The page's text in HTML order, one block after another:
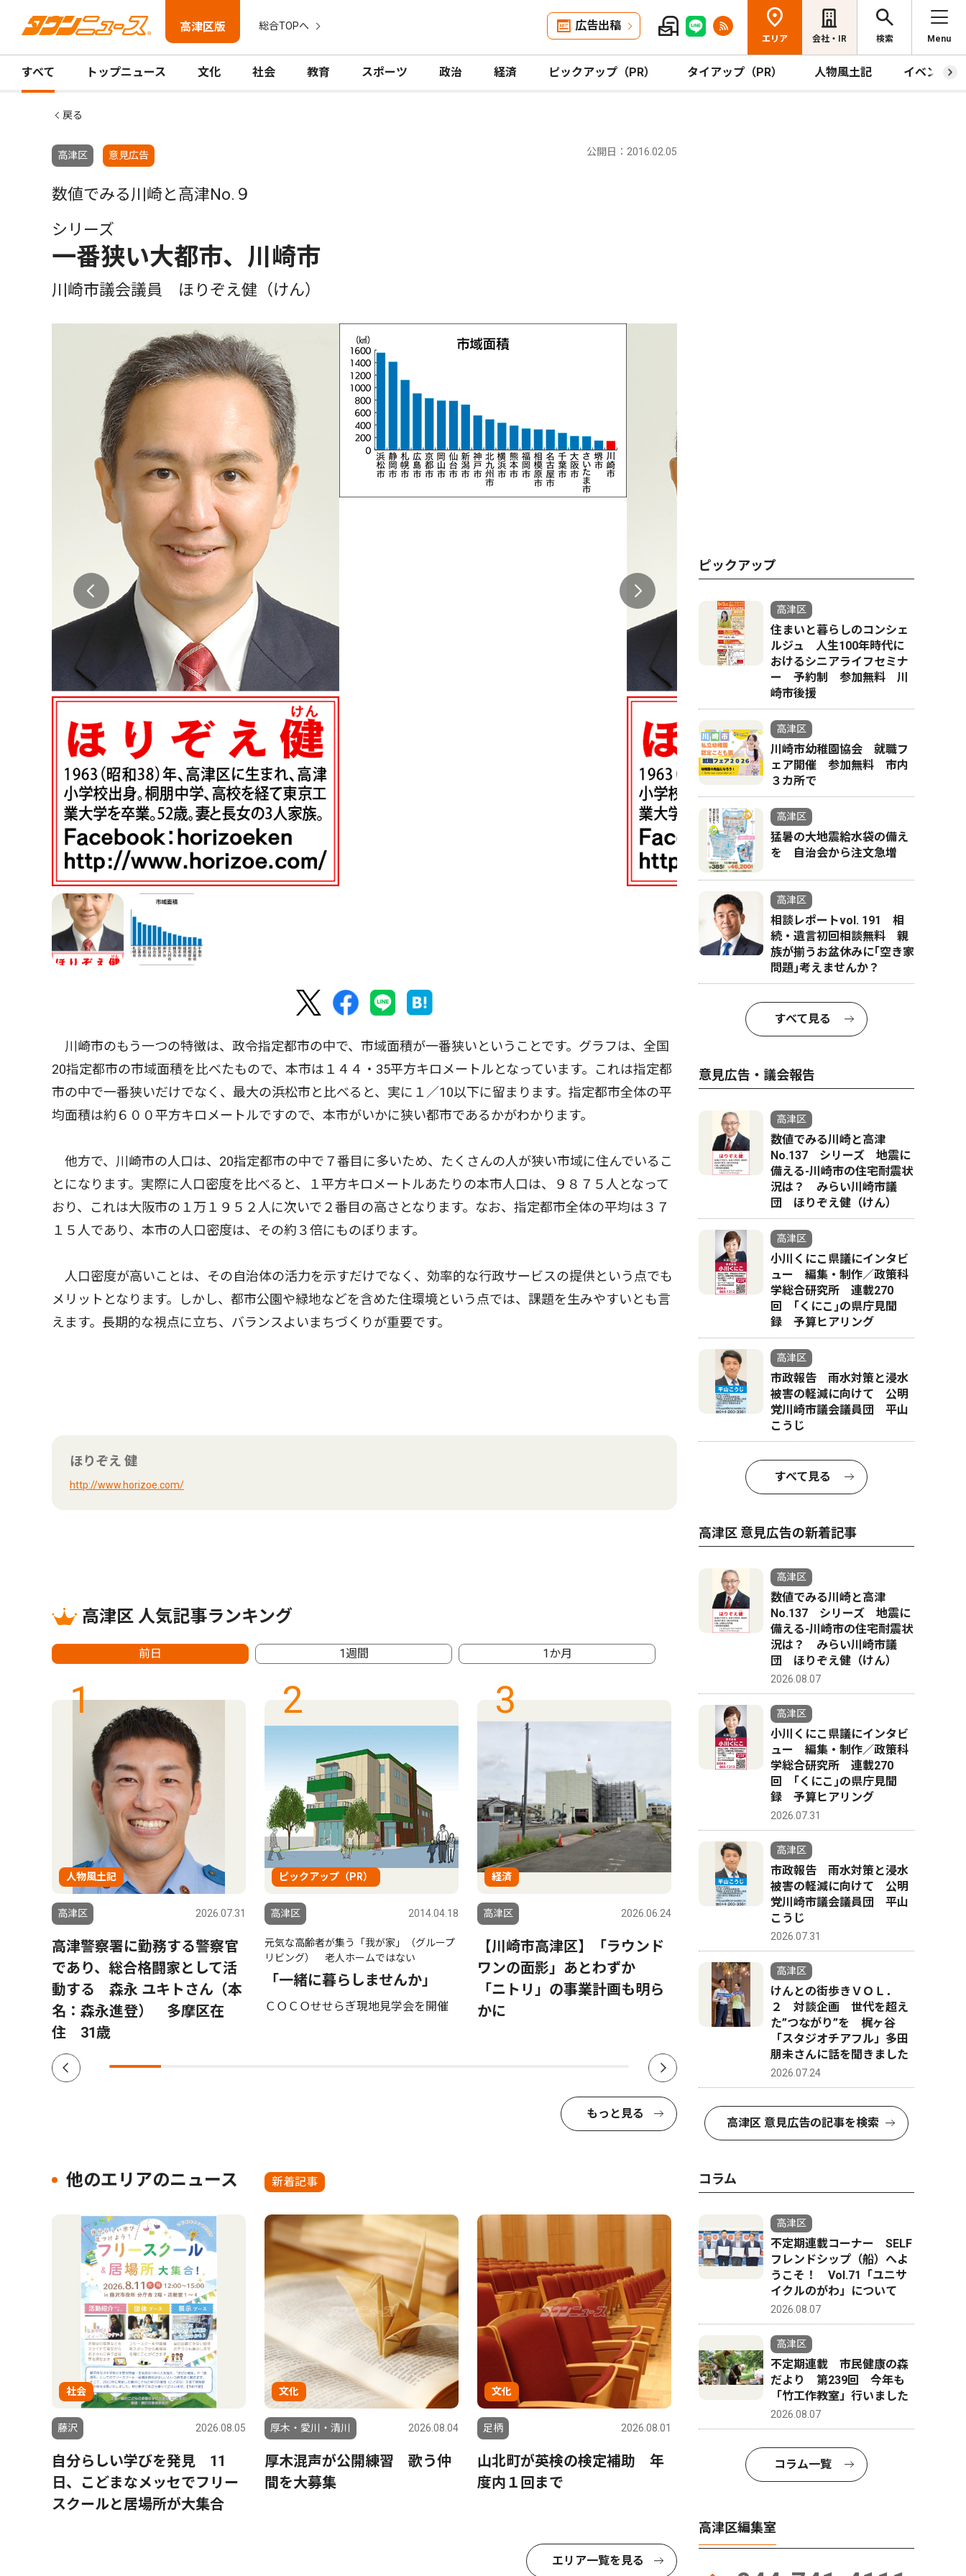
高津区版 総合TOPへ 広告出稿
エリア 会社・IR 検索 Menu
すべて トップニュース 文化 社会 教育 スポーツ 政治 経済 ピックアップ（PR） タイアップ（PR） 人物風土記 イベント
戻る
高津区 意見広告 公開日：2016.02.05
数値でみる川崎と高津No.９
シリーズ
一番狭い大都市、川崎市
川崎市議会議員 ほりぞえ健（けん）
川崎市のもう一つの特徴は、政令指定都市の中で、市域面積が一番狭いということです。グラフは、全国
20指定都市の市域面積を比べたもので、本市は１４４・35平方キロメートルとなっています。これは指定都
市の中で一番狭いだけでなく、最大の浜松市と比べると、実に１／10以下に留まります。指定都市全体の平
均面積は約６００平方キロメートルですので、本市がいかに狭い都市であるかがわかります。
他方で、川崎市の人口は、20指定都市の中で７番目に多いため、たくさんの人が狭い市域に住んでいるこ
とになります。実際に人口密度を比べると、１平方キロメートルあたりの本市人口は、９８７５人となって
おり、これは大阪市の１万１９５２人に次いで２番目の高さとなります。なお、指定都市全体の平均は３７
１５人であり、本市の人口密度は、その約３倍にものぼります。
人口密度が高いことは、その自治体の活力を示すだけでなく、効率的な行政サービスの提供という点でも
メリットとなります。しかし、都市公園や緑地などを含めた住環境という点では、課題を生みやすいとも言
えます。長期的な視点に立ち、バランスよいまちづくりが重要です。
ほりぞえ 健
http://www.horizoe.com/
高津区 人気記事ランキング
前日 1週間 1か月
1
人物風土記
高津区 2026.07.31
高津警察署に勤務する警察官
であり、総合格闘家として活
動する 森永 ユキトさん（本
名：森永進登） 多摩区在
住 31歳
2
ピックアップ（PR）
高津区 2014.04.18
元気な高齢者が集う「我が家」（グループ
リビング） 老人ホームではない
「一緒に暮らしませんか」
ＣＯＣＯせせらぎ現地見学会を開催
3
経済
高津区 2026.06.24
【川崎市高津区】「ラウンド
ワンの面影」あとわずか
「ニトリ」の事業計画も明ら
かに
4
スポーツ
高津署勤務森永さん ｢闘うお
巡りさん｣防衛戦へ 総合格闘
家と二足の草鞋
神奈川
地権者、
もっと見る
他のエリアのニュース 新着記事
社会
藤沢 2026.08.05
自分らしい学びを発見 11
日、こどまなメッセでフリー
スクールと居場所が大集合
文化
厚木・愛川・清川 2026.08.04
厚木混声が公開練習 歌う仲
間を大募集
文化
足柄 2026.08.01
山北町が英検の検定補助 年
度内１回まで
エリア一覧を見る
ピックアップ
高津区
住まいと暮らしのコンシェ
ルジュ 人生100年時代に
おけるシニアライフセミナ
ー 予約制 参加無料 川
崎市後援
高津区
川崎市幼稚園協会 就職フ
ェア開催 参加無料 市内
３カ所で
高津区
猛暑の大地震給水袋の備え
を 自治会から注文急増
高津区
相談レポートvol. 191 相
続・遺言初回相談無料 親
族が揃うお盆休みに｢空き家
問題｣考えませんか？
すべて見る
意見広告・議会報告
高津区
数値でみる川崎と高津
No.137 シリーズ 地震に
備える-川崎市の住宅耐震状
況は？ みらい川崎市議
団 ほりぞえ健（けん）
高津区
小川くにこ県議にインタビ
ュー 編集・制作／政策科
学総合研究所 連載270
回 ｢くにこ｣の県庁見聞
録 予算ヒアリング
高津区
市政報告 雨水対策と浸水
被害の軽減に向けて 公明
党川崎市議会議員団 平山
こうじ
すべて見る
高津区 意見広告の新着記事
高津区
数値でみる川崎と高津
No.137 シリーズ 地震に
備える-川崎市の住宅耐震状
況は？ みらい川崎市議
団 ほりぞえ健（けん）
2026.08.07
高津区
小川くにこ県議にインタビ
ュー 編集・制作／政策科
学総合研究所 連載270
回 ｢くにこ｣の県庁見聞
録 予算ヒアリング
2026.07.31
高津区
市政報告 雨水対策と浸水
被害の軽減に向けて 公明
党川崎市議会議員団 平山
こうじ
2026.07.31
高津区
けんとの街歩きＶＯＬ．
２ 対談企画 世代を超え
た”つながり”を 梶ヶ谷
「スタジオチアフル」多田
朋未さんに話を聞きました
2026.07.24
高津区 意見広告の記事を検索
コラム
高津区
不定期連載コーナー SELF
フレンドシップ（船）へよ
うこそ！ Vol.71「ユニサ
イクルのがわ」について
2026.08.07
高津区
不定期連載 市民健康の森
だより 第239回 今年も
「竹工作教室」行いました
2026.08.07
コラム一覧
高津区編集室